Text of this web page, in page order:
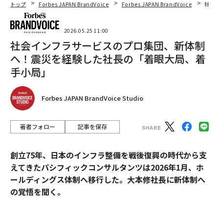
トップ Forbes JAPAN BrandVoice Forbes JAPAN BrandVoice 社会
2026.05.25 11:00
社会インフラサービスのプロ集団、新体制
へ！震災を経験した社長の「着眼大局、着
手小局」
Forbes JAPAN BrandVoice Studio
著者フォロー 記事を保存
創立75年、日本のインフラ整備を戦後復興の時代から支
えてきたパシフィックコンサルタンツは2026年1月、ホ
ールディングス体制へ移行した。大本修社長に新体制へ
の覚悟を聞く。